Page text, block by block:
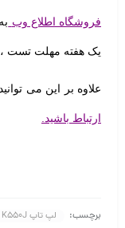
فروشگاه اطلاع وب
یک هفته مهلت تست
علاوه بر این می
ارتباط باشید.
برچسب: لپ تاپ Asus K550J